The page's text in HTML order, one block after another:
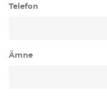
Telefon
Ämne